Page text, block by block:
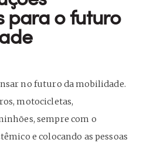
para o futuro
no futuro da mobilidade.
motocicletas,
sempre com o
e colocando as pessoas